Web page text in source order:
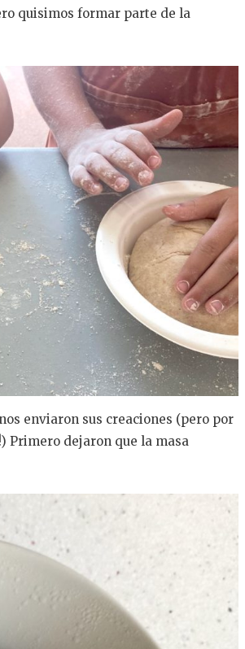
quisimos formar parte de la
enviaron sus creaciones (pero por
Primero dejaron que la masa